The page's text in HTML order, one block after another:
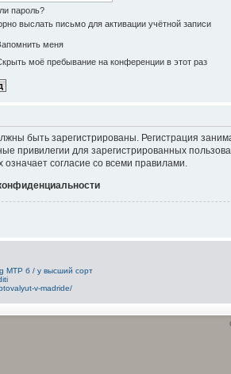
пароль?
выслать письмо для активации учётной записи
меня
моё пребывание на конференции в этот раз
быть зарегистрированы. Регистрация
привилегии для зарегистрированных
согласие со всеми правилами.
MTP б / у высший сорт
v-madride/